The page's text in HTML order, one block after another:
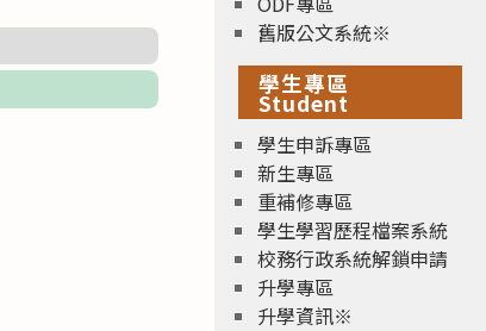
舊版公文系統※
學生專區
Student
學生申訴專區
新生專區
重補修專區
學生學習歷程檔案系統
校務行政系統解鎖申請
升學專區
升學資訊※